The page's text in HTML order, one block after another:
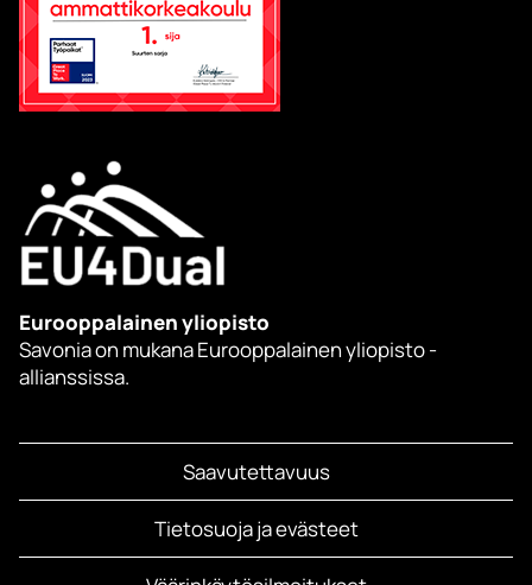
Eurooppalainen yliopisto
Savonia on mukana Eurooppalainen yliopisto -
allianssissa.
Saavutettavuus
Tietosuoja ja evästeet